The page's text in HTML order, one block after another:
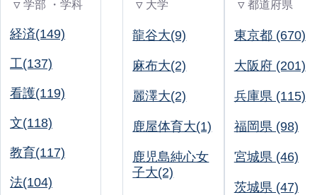
▽ 学部 ・学科
経済(149)
工(137)
看護(119)
文(118)
教育(117)
法(104)
▽ 大学
龍谷大(9)
麻布大(2)
麗澤大(2)
鹿屋体育大(1)
鹿児島純心女
子大(2)
▽ 都道府県
東京都 (670)
大阪府 (201)
兵庫県 (115)
福岡県 (98)
宮城県 (46)
茨城県 (47)